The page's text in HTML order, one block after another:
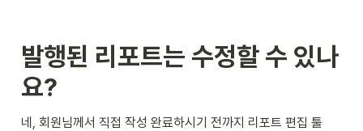
발행된 리포트는 수정할 수 있나
요?
네, 회원님께서 직접 작성 완료하시기 전까지 리포트 편집 툴